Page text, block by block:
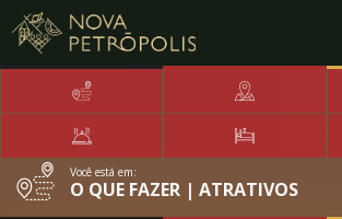
Ir para conteúdo principal
Conteúdo Menu
Conteúdo Principal
Você está em:
O QUE FAZER | ATRATIVOS